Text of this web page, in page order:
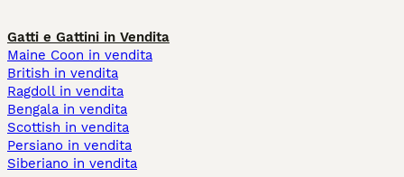
Gatti e Gattini in Vendita
Maine Coon in vendita
British in vendita
Ragdoll in vendita
Bengala in vendita
Scottish in vendita
Persiano in vendita
Siberiano in vendita